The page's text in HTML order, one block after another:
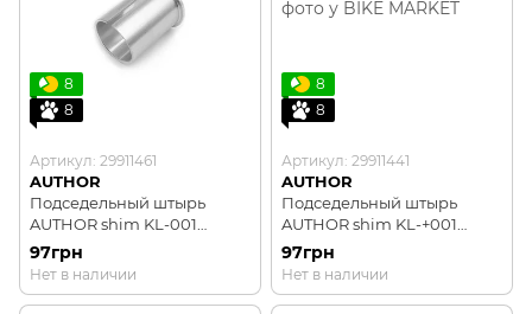
8
8
Артикул: 29911461
AUTHOR
Подседельный штырь
AUTHOR shim KL-001
d.27,2/31,6mm
(Серебряный)
97грн
Нет в наличии
8
8
Артикул: 29911441
AUTHOR
Подседельный штырь
AUTHOR shim KL-+001
d.27,2/30,4mm
(Серебряный)
97грн
Нет в наличии